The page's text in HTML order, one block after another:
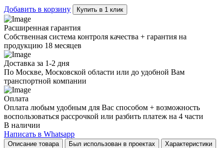
quantity
Добавить в корзину Купить в 1 клик
Расширенная гарантия
Собственная система контроля качества + гарантия на
продукцию 18 месяцев
Доставка за 1-2 дня
По Москве, Московской области или до удобной Вам
транспортной компании
Оплата
Оплата любым удобным для Вас способом + возможность
воспользоваться рассрочкой или разбить платеж на 4 части
В наличии
Написать в Whatsapp
Описание товара Был использован в проектах Характеристики